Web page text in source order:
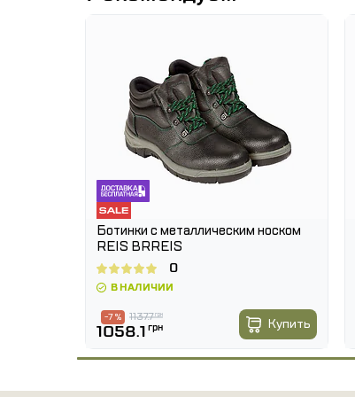
Ботинки с металлическим носком
REIS BRREIS
В НАЛИЧИИ
0
1137.7грн
-7 %
1058.1 грн Купить